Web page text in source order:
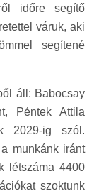
időre segítő
váruk, aki
segítené
áll: Babocsay
Péntek Attila
2029-ig szól.
munkánk iránt
létszáma 4400
szoktunk